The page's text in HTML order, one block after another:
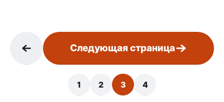
Следующая страница
1 2 3 4